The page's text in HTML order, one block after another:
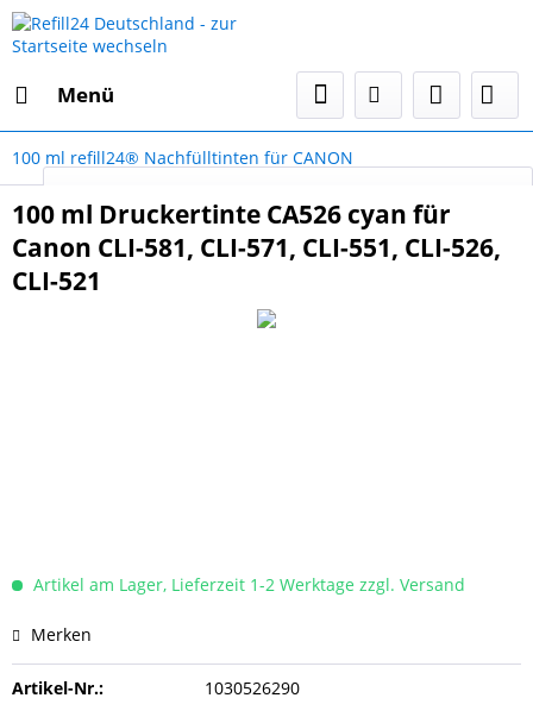
Menü
100 ml refill24® Nachfülltinten für CANON
100 ml Druckertinte CA526 cyan für
Canon CLI-581, CLI-571, CLI-551, CLI-526,
CLI-521
Artikel am Lager, Lieferzeit 1-2 Werktage zzgl. Versand
Merken
Artikel-Nr.: 1030526290